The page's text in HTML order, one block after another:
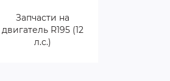
Запчасти на
двигатель R195 (12
л.с.)